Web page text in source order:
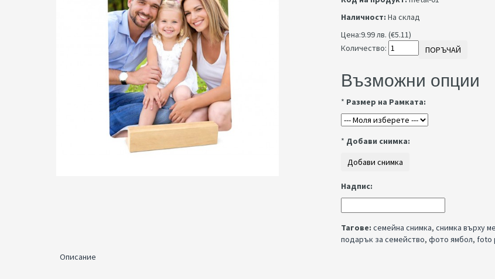
Наличност: На склад
Цена:9.99 лв. (€5.11)
Количество:
ПОРЪЧАЙ
Възможни опции
* Размер на Рамката:
* Добави снимка:
Надпис:
Тагове: семейна снимка, снимка върху
подарък за семейство, фото ямбол, foto
Описание